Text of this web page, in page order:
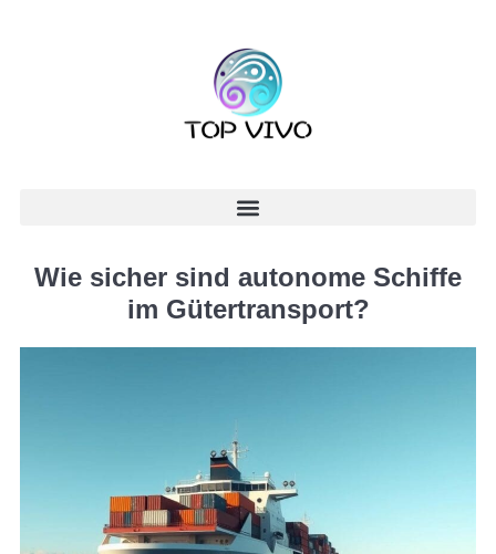
Wie sicher sind autonome Schiffe
im Gütertransport?